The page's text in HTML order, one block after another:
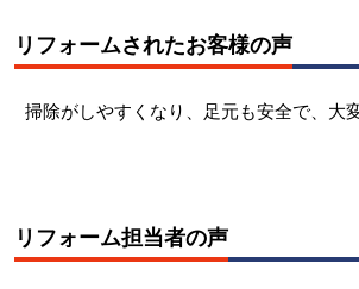
リフォームされたお客様の声
掃除がしやすくなり、足元も安全で、大
リフォーム担当者の声